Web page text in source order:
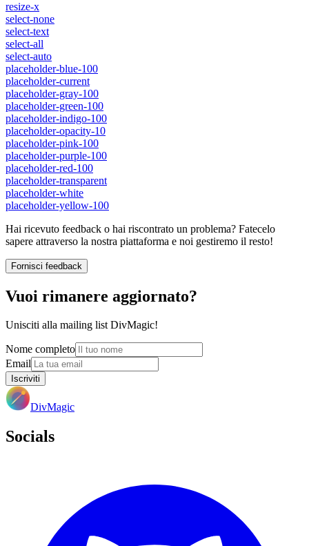
resize-x
select-none
select-text
select-all
select-auto
placeholder-blue-100
placeholder-current
placeholder-gray-100
placeholder-green-100
placeholder-indigo-100
placeholder-opacity-10
placeholder-pink-100
placeholder-purple-100
placeholder-red-100
placeholder-transparent
placeholder-white
placeholder-yellow-100
Hai ricevuto feedback o hai riscontrato un problema? Fatecelo
sapere attraverso la nostra piattaforma e noi gestiremo il resto!
Fornisci feedback
Vuoi rimanere aggiornato?
Unisciti alla mailing list DivMagic!
Nome completo
Email
Iscriviti
DivMagic
Socials